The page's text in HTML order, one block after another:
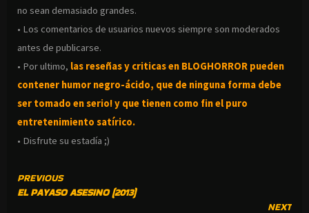
no sean demasiado grandes.
• Los comentarios de usuarios nuevos siempre son moderados
antes de publicarse.
• Por ultimo, las reseñas y criticas en BLOGHORROR pueden
contener humor negro-ácido, que de ninguna forma debe
ser tomado en serio! y que tienen como fin el puro
entretenimiento satírico.
• Disfrute su estadía ;)
CONTINUE
READING
PREVIOUS
EL PAYASO ASESINO (2013)
NEXT